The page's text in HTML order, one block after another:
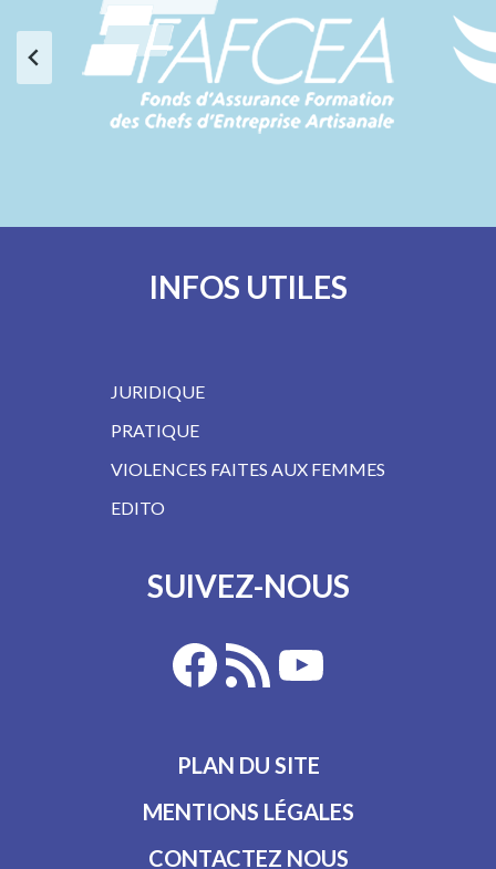
INFOS UTILES
JURIDIQUE
PRATIQUE
VIOLENCES FAITES AUX FEMMES
EDITO
SUIVEZ-NOUS
PLAN DU SITE
MENTIONS LÉGALES
CONTACTEZ NOUS